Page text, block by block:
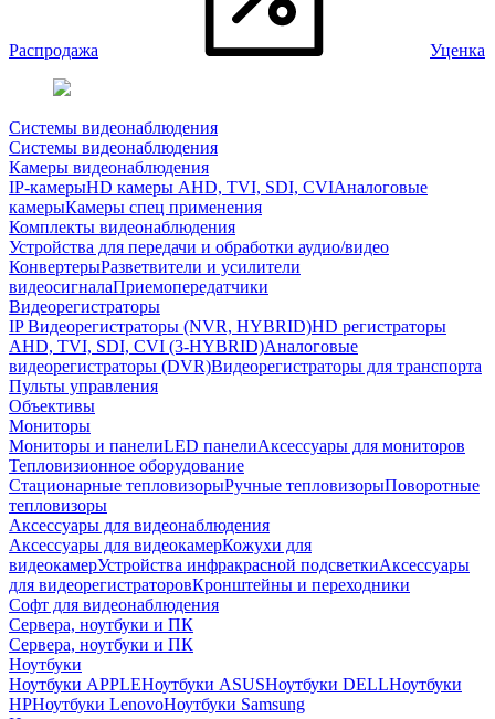
Распродажа Уценка
Системы видеонаблюдения
Системы видеонаблюдения
Камеры видеонаблюдения
IP-камерыHD камеры AHD, TVI, SDI, CVIАналоговые
камерыКамеры спец применения
Комплекты видеонаблюдения
Устройства для передачи и обработки аудио/видео
КонвертерыРазветвители и усилители
видеосигналаПриемопередатчики
Видеорегистраторы
IP Видеорегистраторы (NVR, HYBRID)HD регистраторы
AHD, TVI, SDI, CVI (3-HYBRID)Аналоговые
видеорегистраторы (DVR)Видеорегистраторы для транспорта
Пульты управления
Объективы
Мониторы
Мониторы и панелиLED панелиАксессуары для мониторов
Тепловизионное оборудование
Стационарные тепловизорыРучные тепловизорыПоворотные
тепловизоры
Аксессуары для видеонаблюдения
Аксессуары для видеокамерКожухи для
видеокамерУстройства инфракрасной подсветкиАксессуары
для видеорегистраторовКронштейны и переходники
Софт для видеонаблюдения
Сервера, ноутбуки и ПК
Сервера, ноутбуки и ПК
Ноутбуки
Ноутбуки APPLEНоутбуки ASUSНоутбуки DELLНоутбуки
HPНоутбуки LenovoНоутбуки Samsung